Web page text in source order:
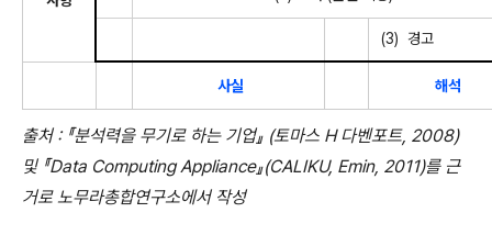
(3) 경고
사실 해석
출처 : 『분석력을 무기로 하는 기업』 (토마스 H 다벤포트, 2008)
및 『Data Computing Appliance』(CALIKU, Emin, 2011)를 근
거로 노무라총합연구소에서 작성